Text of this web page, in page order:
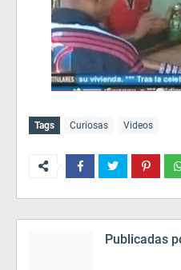
Tags Curiosas Videos
Publicadas